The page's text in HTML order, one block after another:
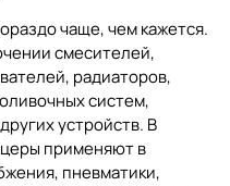
чаще, чем кажется.
смесителей,
радиаторов,
систем,
устройств. В
применяют в
пневматики,